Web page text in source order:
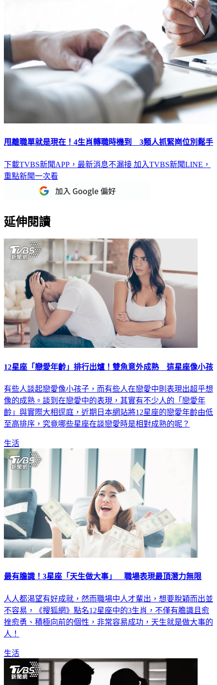
甩離職單就是現在！4生肖轉職時機到 3類人抓緊崗位別鬆手
下載TVBS新聞APP，最新消息不漏接 加入TVBS新聞LINE，
重點新聞一次看
延伸閱讀
12星座「戀愛年齡」排行出爐！雙魚意外成熟 這星座像小孩
有些人談起戀愛像小孩子，而有些人在戀愛中則表現出超乎想
像的成熟。談到在戀愛中的表現，其實有不少人的「戀愛年
齡」與實際大相逕庭，近期日本網站將12星座的戀愛年齡由低
至高排序，究竟哪些星座在談戀愛時是相對成熟的呢？
生活
最有膽識！3星座「天生做大事」 職場表現最頂潛力無限
人人都渴望有好成就，然而職場中人才輩出，想要脫穎而出並
不容易，《搜狐網》點名12星座中的3生肖，不僅有膽識且愈
挫愈勇、積極向前的個性，非常容易成功，天生就是做大事的
人！
生活